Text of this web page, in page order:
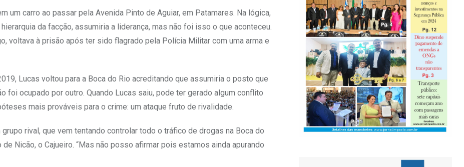
um carro ao passar pela Avenida Pinto de Aguiar, em Patamares. Na lógica,
da facção, assumiria a liderança, mas não foi isso o que aconteceu.
voltava à prisão após ter sido flagrado pela Polícia Militar com uma arma e
Lucas voltou para a Boca do Rio acreditando que assumiria o posto que
foi ocupado por outro. Quando Lucas saiu, pode ter gerado algum conflito
mais prováveis para o crime: um ataque fruto de rivalidade.
rival, que vem tentando controlar todo o tráfico de drogas na Boca do
Nicão, o Cajueiro. “Mas não posso afirmar pois estamos ainda apurando